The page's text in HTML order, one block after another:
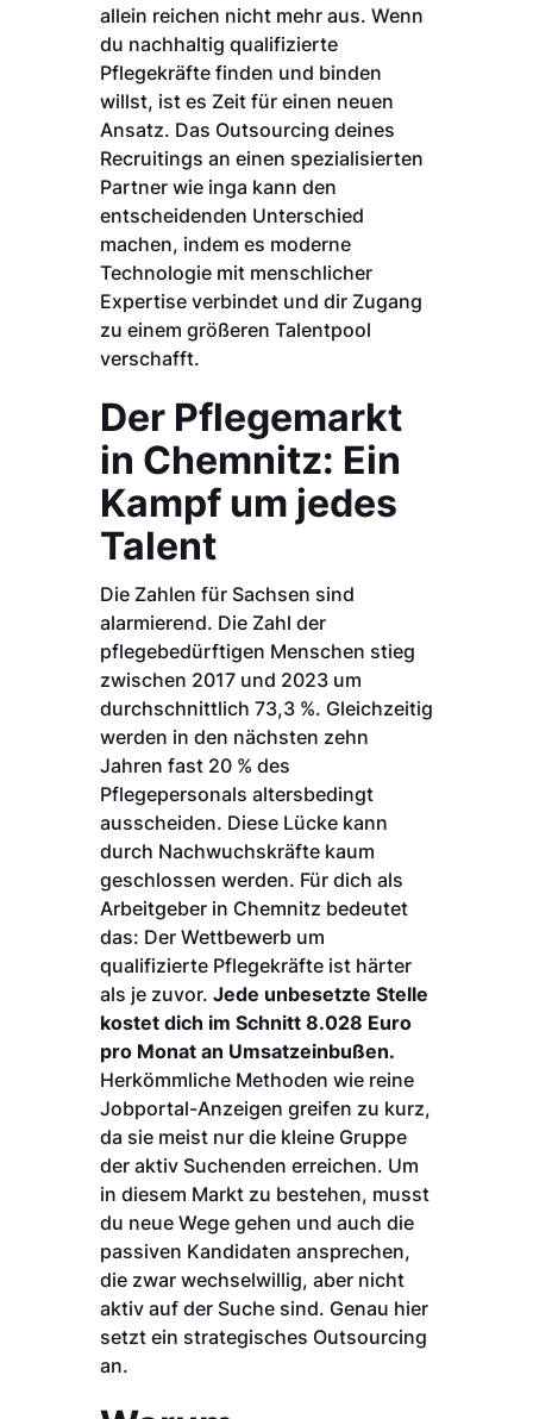
allein reichen nicht mehr aus. Wenn
du nachhaltig qualifizierte
Pflegekräfte finden und binden
willst, ist es Zeit für einen neuen
Ansatz. Das Outsourcing deines
Recruitings an einen spezialisierten
Partner wie inga kann den
entscheidenden Unterschied
machen, indem es moderne
Technologie mit menschlicher
Expertise verbindet und dir Zugang
zu einem größeren Talentpool
verschafft.
Der Pflegemarkt
in Chemnitz: Ein
Kampf um jedes
Talent
Die Zahlen für Sachsen sind
alarmierend. Die Zahl der
pflegebedürftigen Menschen stieg
zwischen 2017 und 2023 um
durchschnittlich 73,3 %. Gleichzeitig
werden in den nächsten zehn
Jahren fast 20 % des
Pflegepersonals altersbedingt
ausscheiden. Diese Lücke kann
durch Nachwuchskräfte kaum
geschlossen werden. Für dich als
Arbeitgeber in Chemnitz bedeutet
das: Der Wettbewerb um
qualifizierte Pflegekräfte ist härter
als je zuvor. Jede unbesetzte Stelle
kostet dich im Schnitt 8.028 Euro
pro Monat an Umsatzeinbußen.
Herkömmliche Methoden wie reine
Jobportal-Anzeigen greifen zu kurz,
da sie meist nur die kleine Gruppe
der aktiv Suchenden erreichen. Um
in diesem Markt zu bestehen, musst
du neue Wege gehen und auch die
passiven Kandidaten ansprechen,
die zwar wechselwillig, aber nicht
aktiv auf der Suche sind. Genau hier
setzt ein strategisches Outsourcing
an.